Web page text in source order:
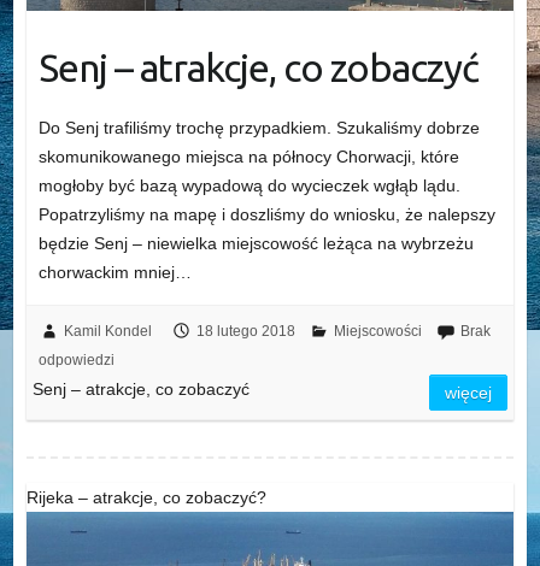
Senj – atrakcje, co zobaczyć
Do Senj trafiliśmy trochę przypadkiem. Szukaliśmy dobrze
skomunikowanego miejsca na północy Chorwacji, które
mogłoby być bazą wypadową do wycieczek wgłąb lądu.
Popatrzyliśmy na mapę i doszliśmy do wniosku, że nalepszy
będzie Senj – niewielka miejscowość leżąca na wybrzeżu
chorwackim mniej…
Kamil Kondel 18 lutego 2018 Miejscowości
Brak
odpowiedzi
Senj – atrakcje, co zobaczyć więcej
Rijeka – atrakcje, co zobaczyć?